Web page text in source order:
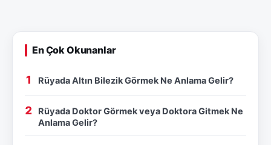
En Çok Okunanlar
Rüyada Altın Bilezik Görmek Ne Anlama Gelir?
Rüyada Doktor Görmek veya Doktora Gitmek Ne
Anlama Gelir?